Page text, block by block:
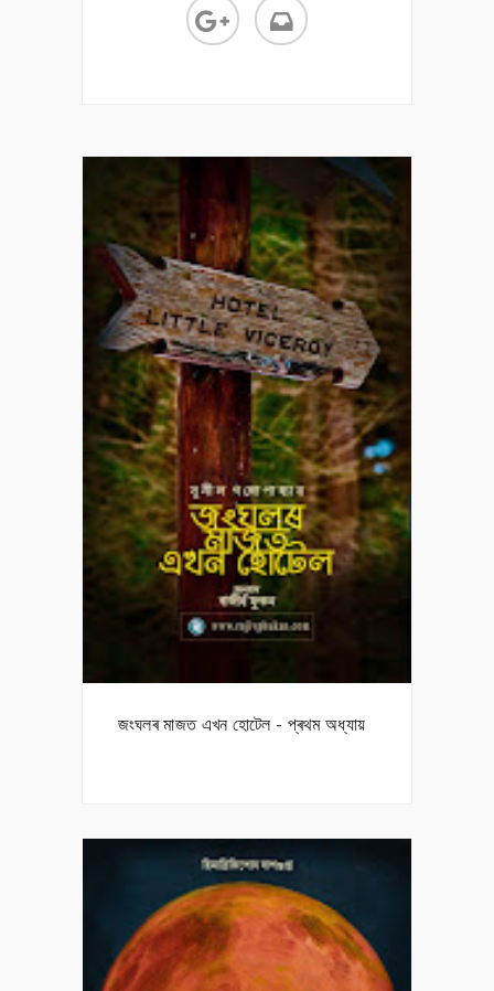
জংঘলৰ মাজত এখন হোটেল - প্ৰথম অধ্যায়